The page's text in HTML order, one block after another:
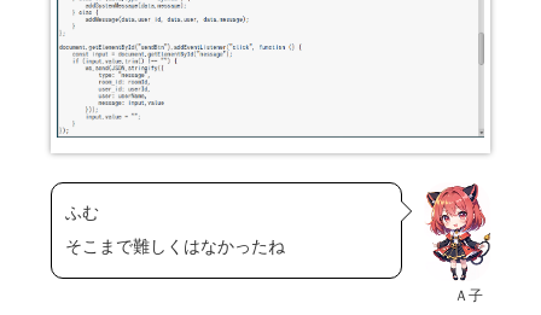
Ａ子
ふむ
そこまで難しくはなかったね